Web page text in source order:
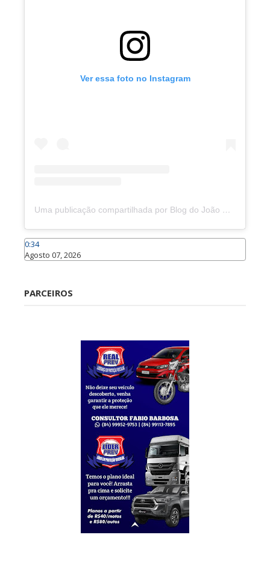
Ver essa foto no Instagram
Uma publicação compartilhada por Blog do João Marcolino (@joaomarcolinoneto)
0:34
Agosto 07, 2026
PARCEIROS